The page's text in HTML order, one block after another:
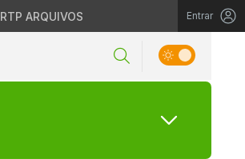
RTP ARQUIVOS Entrar